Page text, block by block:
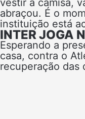
vestir a camisa,
abraçou. É o
instituição está
INTER JOGA
Esperando a
casa, contra o
recuperação das